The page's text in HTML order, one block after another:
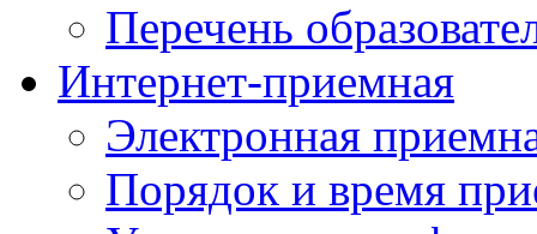
Перечень
Интернет-приемная
Электронная
Порядок и время